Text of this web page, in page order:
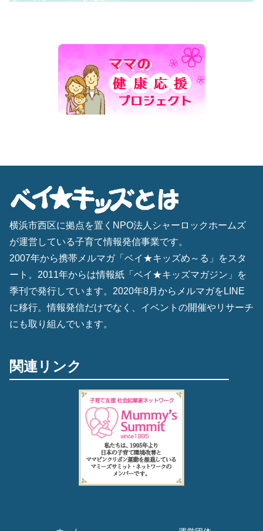
横浜市西区に拠点を置くNPO法人シャーロックホームズ
が運営している子育て情報発信事業です。
2007年から携帯メルマガ「ベイ★キッズめ～る」をスタ
ート。2011年からは情報紙「ベイ★キッズマガジン」を
季刊で発行しています。2020年8月からメルマガをLINE
に移行。情報発信だけでなく、イベントの開催やリサーチ
にも取り組んでいます。
関連リンク